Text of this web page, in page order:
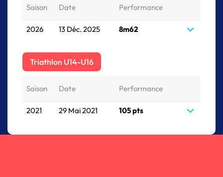
Saison Date Performance
2026 13 Déc. 2025 8m62
Triathlon U14-U16
Saison Date Performance
2021 29 Mai 2021 105 pts